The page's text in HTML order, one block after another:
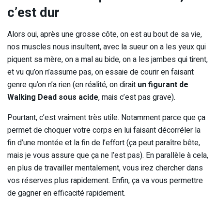
c’est dur
Alors oui, après une grosse côte, on est au bout de sa vie,
nos muscles nous insultent, avec la sueur on a les yeux qui
piquent sa mère, on a mal au bide, on a les jambes qui tirent,
et vu qu’on n’assume pas, on essaie de courir en faisant
genre qu’on n’a rien (en réalité, on dirait un figurant de
Walking Dead sous acide, mais c’est pas grave).
Pourtant, c’est vraiment très utile. Notamment parce que ça
permet de choquer votre corps en lui faisant décorréler la
fin d’une montée et la fin de l’effort (ça peut paraître bête,
mais je vous assure que ça ne l’est pas). En parallèle à cela,
en plus de travailler mentalement, vous irez chercher dans
vos réserves plus rapidement. Enfin, ça va vous permettre
de gagner en efficacité rapidement.